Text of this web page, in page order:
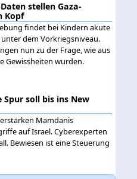
stellen Gaza-
Kopf
findet bei Kindern akute
dem Vorkriegsniveau.
nun zu der Frage, wie aus
Gewissheiten wurden.
soll bis ins New
Mamdanis
auf Israel. Cyberexperten
Bewiesen ist eine Steuerung